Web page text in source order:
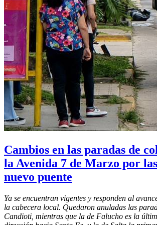
Cambios en las paradas de
la Avenida 7 de Marzo por
nuevo puente
Ya se encuentran vigentes y responden al
la cabecera local. Quedaron anuladas las
Candioti, mientras que la de Falucho es la